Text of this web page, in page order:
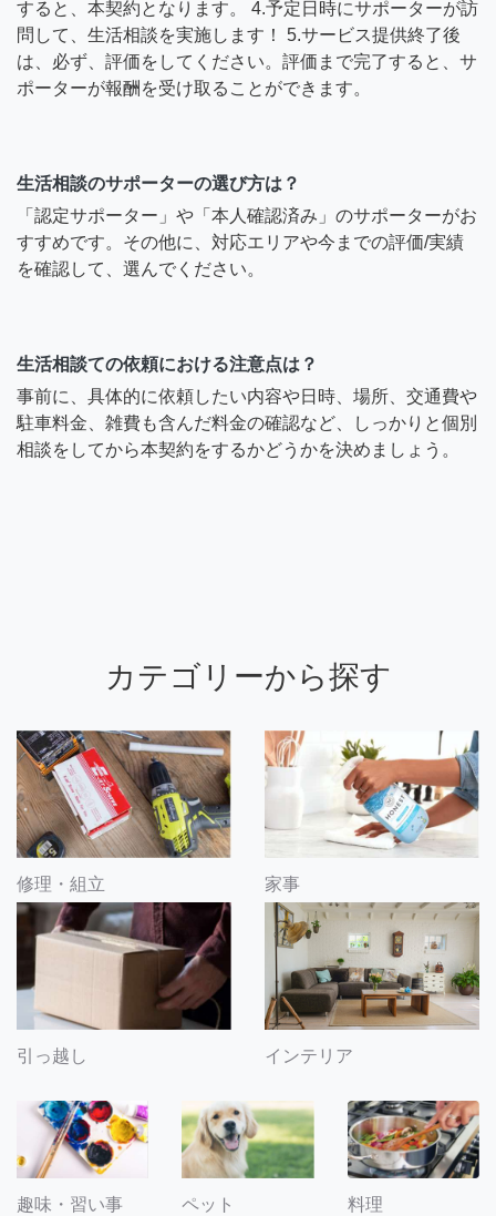
すると、本契約となります。 4.予定日時にサポーターが訪
問して、生活相談を実施します！ 5.サービス提供終了後
は、必ず、評価をしてください。評価まで完了すると、サ
ポーターが報酬を受け取ることができます。
生活相談のサポーターの選び方は？
「認定サポーター」や「本人確認済み」のサポーターがお
すすめです。その他に、対応エリアや今までの評価/実績
を確認して、選んでください。
生活相談ての依頼における注意点は？
事前に、具体的に依頼したい内容や日時、場所、交通費や
駐車料金、雑費も含んだ料金の確認など、しっかりと個別
相談をしてから本契約をするかどうかを決めましょう。
カテゴリーから探す
修理・組立 家事
引っ越し インテリア
趣味・習い事 ペット 料理